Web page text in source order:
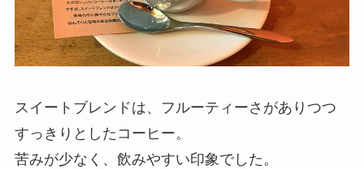
スイートブレンドは、フルーティーさがありつつ
すっきりとしたコーヒー。
苦みが少なく、飲みやすい印象でした。